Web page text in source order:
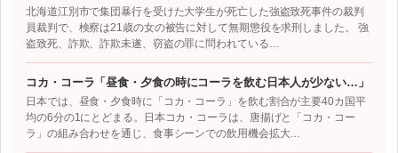
北海道江別市で集団暴行を受けた大学生が死亡した強盗致死事件の裁判
員裁判で、検察は21歳の女の被告に対して無期懲役を求刑しました。 強
盗致死、詐欺、詐欺未遂、窃盗の罪に問われている…
コカ・コーラ「昼食・夕食の時にコーラを飲む日本人が少ない…」
日本では、昼食・夕食時に「コカ・コーラ」を飲む割合が主要40カ国平
均の6分の1にとどまる。日本コカ・コーラは、唐揚げと「コカ・コー
ラ」の組み合わせを通じ、食事シーンでの飲用機会拡大…